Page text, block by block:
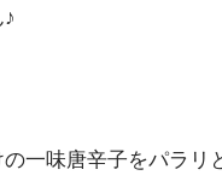
一味唐辛子をパラリ